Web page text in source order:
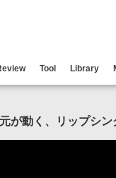
Tool Library
が動く、リップシ